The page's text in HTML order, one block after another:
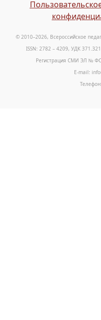
© 2010–2026, Всероссийское
ISSN: 2782 – 4209, УДК
Регистрация СМИ ЭЛ №
E-mail: